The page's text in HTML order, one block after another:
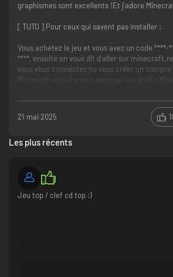
graphismes sont excellents !Et j'adore
[ TUTO ] Pour ceux qui savent pas installer :
Vous achetez le jeu et vous avez un code ****-
****, ensuite on vous dit d'aller sur
vous vous connectez ou vous créer un compte
Microsoft, ensuite vous appuyez sur le site
gauche, vous mettez le code qui a été donné
Gaming, et on vous dit d'installer le Minecraft
vous l'installez et c'est bon vous attendez que
Super jeu !
Installation et achat long et ennuyant
Trop d'étapes
Quelques bugs.
21 mai 2025
Les plus récents
Jeu top / clef cd top :)